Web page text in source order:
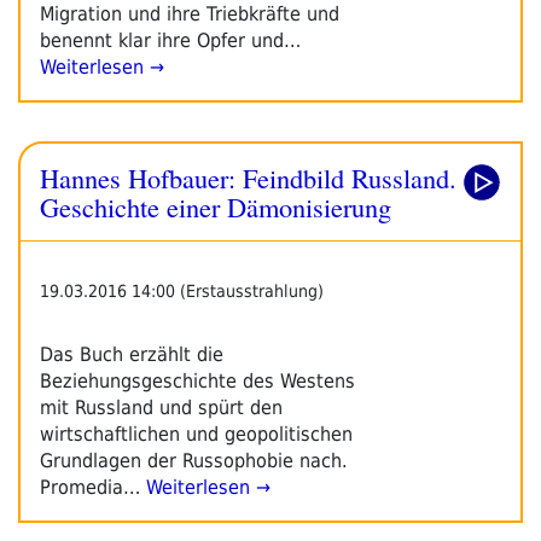
Migration und ihre Triebkräfte und
benennt klar ihre Opfer und…
Weiterlesen →
Hannes Hofbauer: Feindbild Russland.
Geschichte einer Dämonisierung
19.03.2016 14:00 (Erstausstrahlung)
Das Buch erzählt die
Beziehungsgeschichte des Westens
mit Russland und spürt den
wirtschaftlichen und geopolitischen
Grundlagen der Russophobie nach.
Promedia… Weiterlesen →